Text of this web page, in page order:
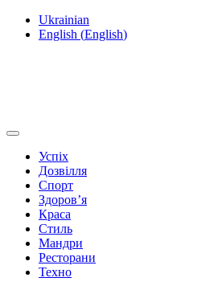
Ukrainian
English (English)
Успіх
Дозвілля
Спорт
Здоров’я
Краса
Стиль
Мандри
Ресторани
Техно